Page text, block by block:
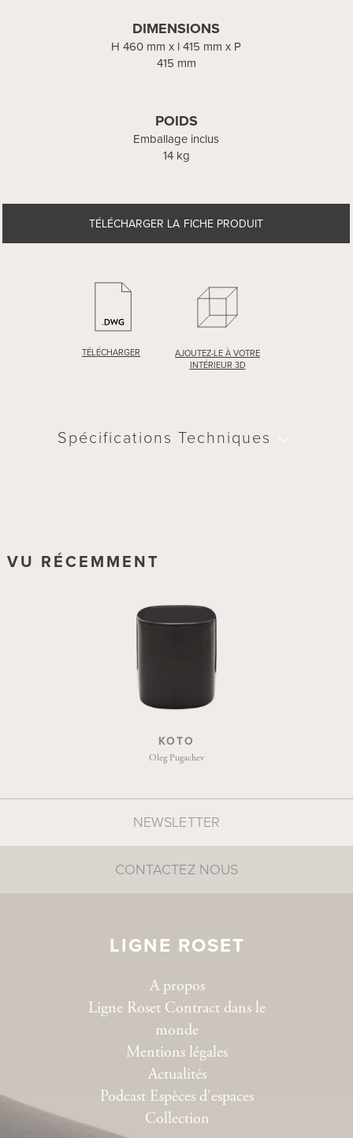
DIMENSIONS
H 460 mm x l 415 mm x P
415 mm
POIDS
Emballage inclus
14 kg
TÉLÉCHARGER LA FICHE PRODUIT
TÉLÉCHARGER
AJOUTEZ-LE À VOTRE
INTÉRIEUR 3D
Spécifications Techniques
VU RÉCEMMENT
KOTO
Oleg Pugachev
LIGNE ROSET
A propos
Ligne Roset Contract dans le
monde
Mentions légales
Actualités
Podcast Espèces d’espaces
Collection
NEWSLETTER
CONTACTEZ NOUS